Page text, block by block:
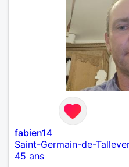
fabien14
Saint-Germain-de-
45 ans